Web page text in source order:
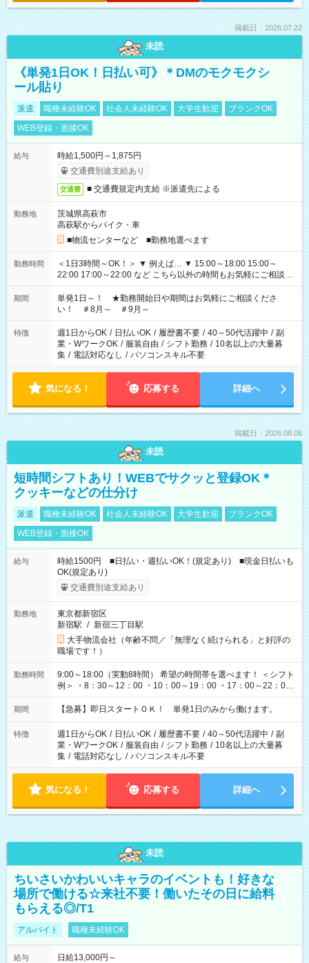
掲載日：2026.07.22
未読
《単発1日OK！日払い可》＊DMのモクモクシ
ール貼り
派遣 職種未経験OK 社会人未経験OK 大学生歓迎
ブランクOK
WEB登録・面接OK
給与
時給1,500円～1,875円
交通費別途支給あり
交通費 ■ 交通費規定内支給 ※派遣先による
勤務地
茨城県高萩市
高萩駅からバイク・車
■物流センターなど ■勤務地選べます
勤務時間
＜1日3時間～OK！＞ ▼ 例えば… ▼ 15:00～18:00 15:00～
22:00 17:00～22:00 など こちら以外の時間もお気軽にご相談く
ださい！
期間
単発1日～！ ★勤務開始日や期間はお気軽にご相談くださ
い！ ＃8月～ ＃9月～
特徴 週1日からOK / 日払いOK / 履歴書不要 / 40～50代活躍中 / 副
業・WワークOK / 服装自由 / シフト勤務 / 10名以上の大量募
集 / 電話対応なし / パソコンスキル不要
気になる！ 応募する 詳細へ
掲載日：2026.08.06
未読
短時間シフトあり！WEBでサクッと登録OK＊
クッキーなどの仕分け
派遣 職種未経験OK 社会人未経験OK 大学生歓迎
ブランクOK
WEB登録・面接OK
給与
時給1500円 ■日払い・週払いOK！(規定あり) ■現金日払いも
OK(規定あり)
交通費別途支給あり
勤務地
東京都新宿区
新宿駅 / 新宿三丁目駅
大手物流会社（年齢不問／「無理なく続けられる」と好評の
職場です！）
勤務時間
9:00～18:00（実動8時間） 希望の時間帯を選べます！ ＜シフト
例＞ ・8：30～12：00 ・10：00～19：00 ・17：00～22：00
・13：00～22：00 ・22：00～翌6：00 など
期間 【急募】即日スタートＯＫ！ 単発1日のみから働けます。
特徴 週1日からOK / 日払いOK / 履歴書不要 / 40～50代活躍中 / 副
業・WワークOK / 服装自由 / シフト勤務 / 10名以上の大量募
集 / 電話対応なし / パソコンスキル不要
気になる！ 応募する 詳細へ
未読
ちいさいかわいいキャラのイベントも！好きな
場所で働ける☆来社不要！働いたその日に給料
もらえる◎/T1
アルバイト 職種未経験OK
給与
日給13,000円～